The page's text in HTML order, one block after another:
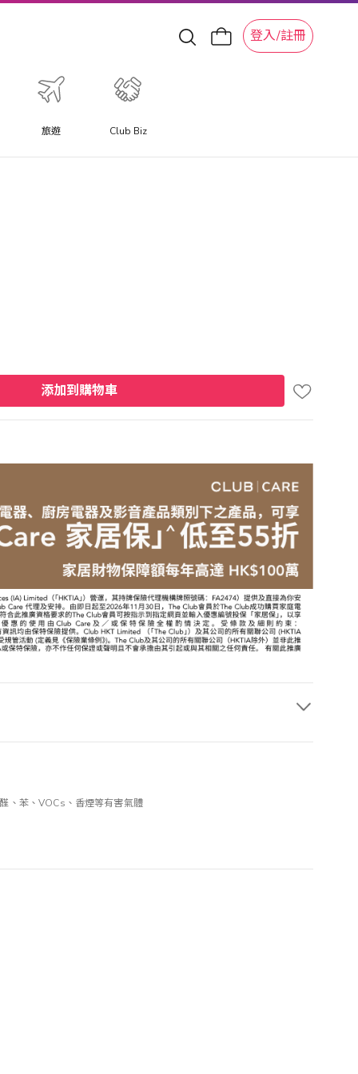
登入/註冊
旅遊 Club Biz
添加到購物車
、苯、VOCs、香煙等有害氣體